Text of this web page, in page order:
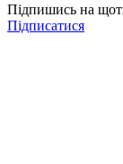
Підпишись на
Підписатися